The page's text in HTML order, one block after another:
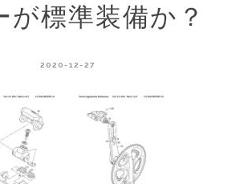
が標準装備か？
2020-12-27